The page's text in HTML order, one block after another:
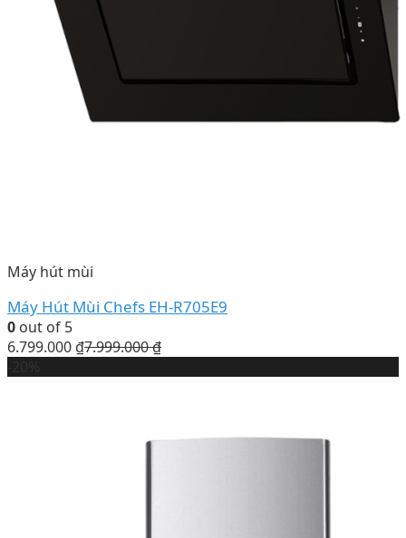
Máy hút mùi
Máy Hút Mùi Chefs EH-R705E9
0 out of 5
6.799.000 ₫7.999.000₫